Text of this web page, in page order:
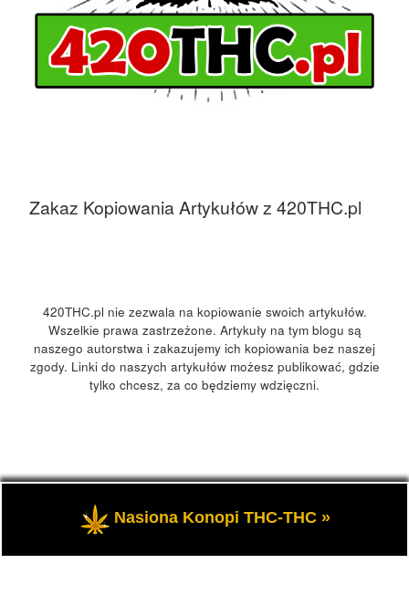
Zakaz Kopiowania Artykułów z 420THC.pl
420THC.pl nie zezwala na kopiowanie swoich artykułów.
Wszelkie prawa zastrzeżone. Artykuły na tym blogu są
naszego autorstwa i zakazujemy ich kopiowania bez naszej
zgody. Linki do naszych artykułów możesz publikować, gdzie
tylko chcesz, za co będziemy wdzięczni.
420Polska, 420THC.pl
– Wszelkie prawa zastrzeżone
- Kultura marihuany, konopi 420 w Polsce i na świecie.
Nasiona Konopi THC-THC »